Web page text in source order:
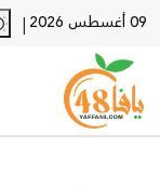
09 أغسطس 2026 |